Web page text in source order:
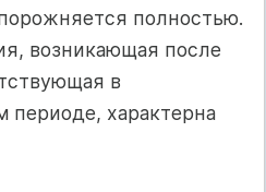
полностью.
возникающая после
в
характерна